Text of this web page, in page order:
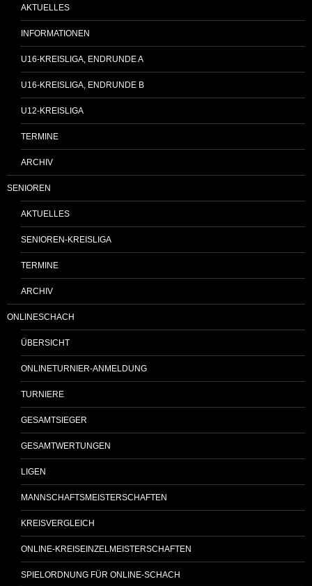
AKTUELLES
INFORMATIONEN
U16-KREISLIGA, ENDRUNDE A
U16-KREISLIGA, ENDRUNDE B
U12-KREISLIGA
TERMINE
ARCHIV
SENIOREN
AKTUELLES
SENIOREN-KREISLIGA
TERMINE
ARCHIV
ONLINESCHACH
ÜBERSICHT
ONLINETURNIER-ANMELDUNG
TURNIERE
GESAMTSIEGER
GESAMTWERTUNGEN
LIGEN
MANNSCHAFTSMEISTERSCHAFTEN
KREISVERGLEICH
ONLINE-KREISEINZELMEISTERSCHAFTEN
SPIELORDNUNG FÜR ONLINE-SCHACH